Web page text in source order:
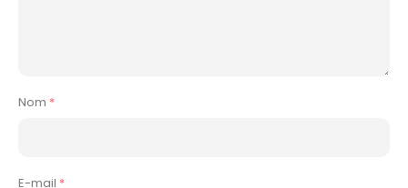
Nom *
E-mail *